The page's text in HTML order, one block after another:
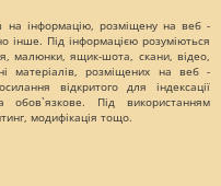
на інформацію, розміщену на веб -
інше. Під інформацією розуміються
малюнки, ящик-шота, скани, відео,
матеріалів, розміщених на веб -
відкритого для індексації
Під використанням
модифікація тощо.